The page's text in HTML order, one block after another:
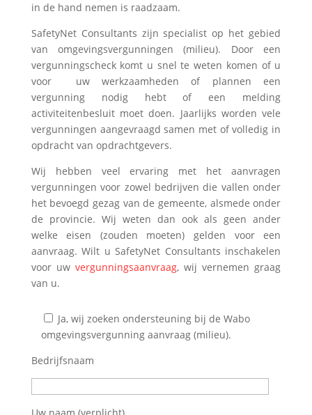
in de hand nemen is raadzaam.
SafetyNet Consultants zijn specialist op het gebied
van omgevingsvergunningen (milieu). Door een
vergunningscheck komt u snel te weten komen of u
voor uw werkzaamheden of plannen een
vergunning nodig hebt of een melding
activiteitenbesluit moet doen. Jaarlijks worden vele
vergunningen aangevraagd samen met of volledig in
opdracht van opdrachtgevers.
Wij hebben veel ervaring met het aanvragen
vergunningen voor zowel bedrijven die vallen onder
het bevoegd gezag van de gemeente, alsmede onder
de provincie. Wij weten dan ook als geen ander
welke eisen (zouden moeten) gelden voor een
aanvraag. Wilt u SafetyNet Consultants inschakelen
voor uw vergunningsaanvraag, wij vernemen graag
van u.
Ja, wij zoeken ondersteuning bij de Wabo
omgevingsvergunning aanvraag (milieu).
Bedrijfsnaam